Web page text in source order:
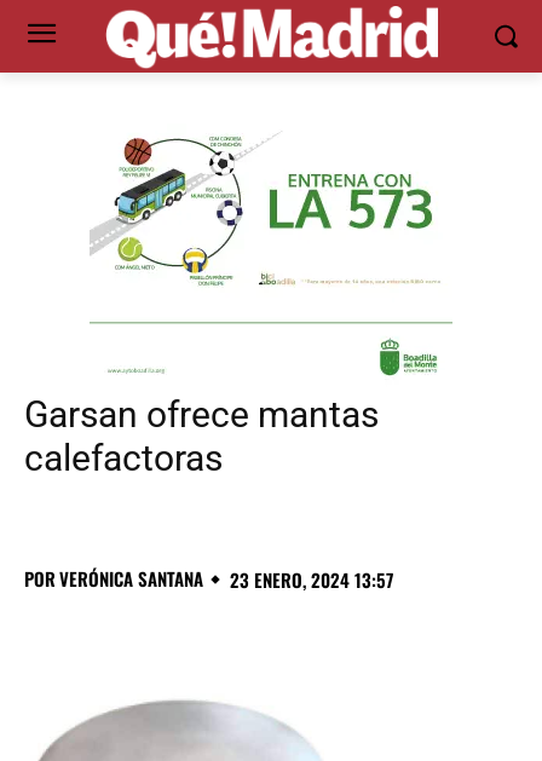
Garsan ofrece mantas
calefactoras
PORVERÓNICA SANTANA 23 ENERO, 2024 13:57